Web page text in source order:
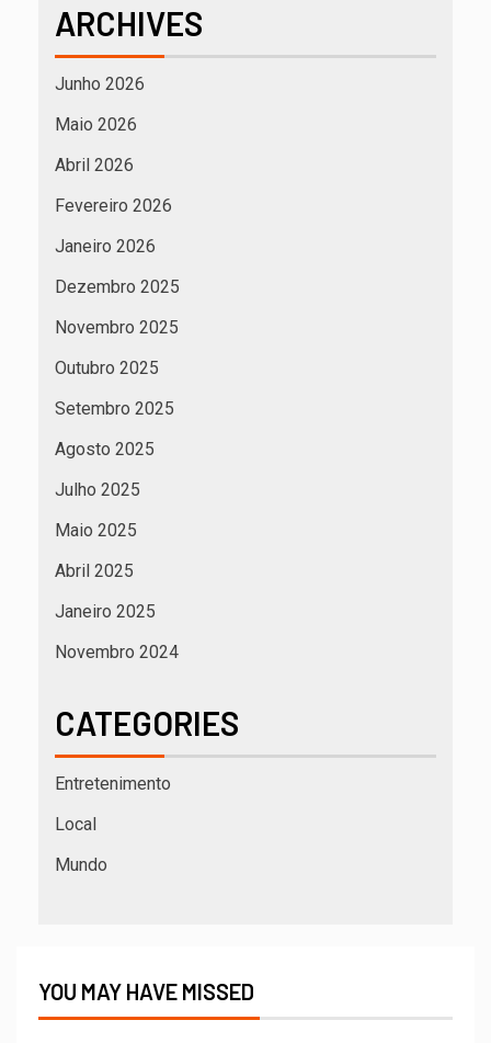
ARCHIVES
Junho 2026
Maio 2026
Abril 2026
Fevereiro 2026
Janeiro 2026
Dezembro 2025
Novembro 2025
Outubro 2025
Setembro 2025
Agosto 2025
Julho 2025
Maio 2025
Abril 2025
Janeiro 2025
Novembro 2024
CATEGORIES
Entretenimento
Local
Mundo
YOU MAY HAVE MISSED